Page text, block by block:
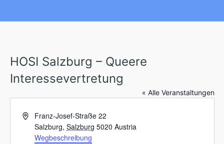
HOSI Salzburg – Queere
Interessevertretung
« Alle Veranstaltungen
A
Franz-Josef-Straße 22
Salzburg, Salzburg 5020 Austria
Wegbeschreibung